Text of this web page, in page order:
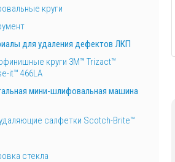
круги
для удаления дефектов ЛКП
круги 3M™ Trizact™
it™ 466LA
мини-шлифовальная машина
салфетки Scotch-Brite™
стекла